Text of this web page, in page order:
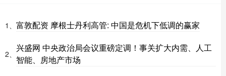
1、 富敦配资 摩根士丹利高管: 中国是危机下低调的赢家
2、
兴盛网 中央政治局会议重磅定调！事关扩大内需、人工
智能、房地产市场